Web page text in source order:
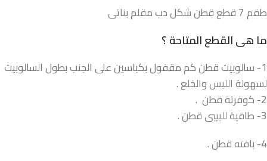
طقم 7 قطع قطن شكل دب مقلم بناتى
ما هى القطع المتاحة ؟
1- سالوبيت قطن كم مقفول بكباسين على الجنب بطول السالوبيت
لسهولة اللبس والخلع .
2- كوفرتة قطن .
3- طاقية للبيبى قطن .
4- بافته قطن .